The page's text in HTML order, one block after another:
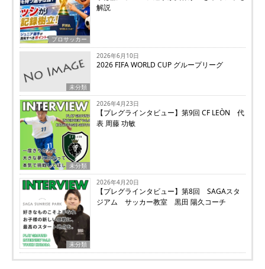
プロサッカー
解説
未分類
2026年6月10日
2026 FIFA WORLD CUP グループリーグ
未分類
2026年4月23日
【プレグラインタビュー】第9回 CF LEÒN 代
表 周藤 功敏
未分類
2026年4月20日
【プレグラインタビュー】第8回 SAGAスタ
ジアム サッカー教室 黒田 陽久コーチ